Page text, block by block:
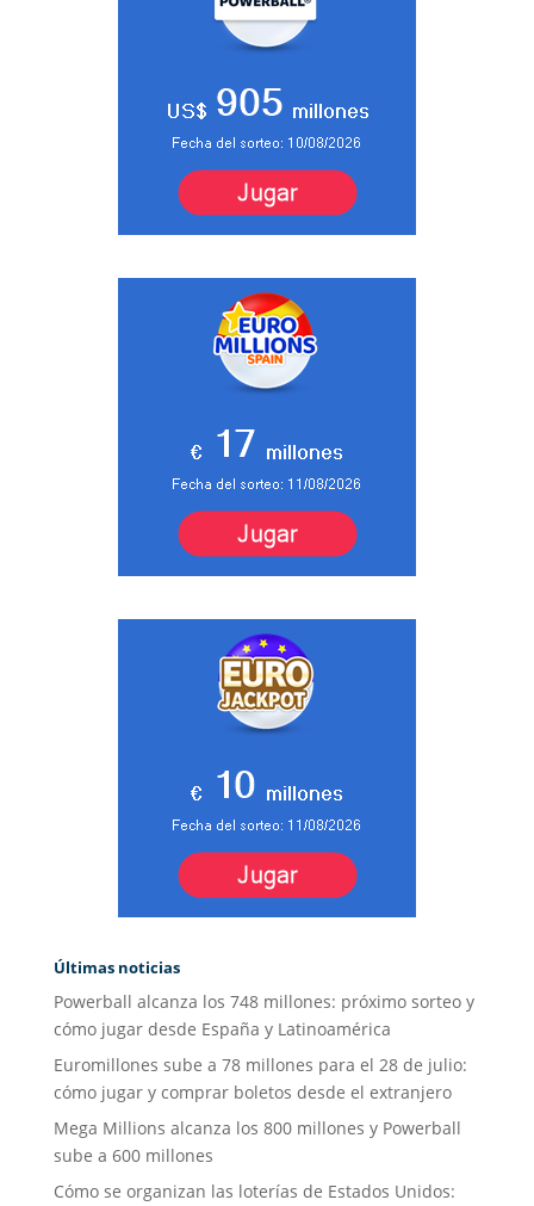
Últimas noticias
Powerball alcanza los 748 millones: próximo sorteo y
cómo jugar desde España y Latinoamérica
Euromillones sube a 78 millones para el 28 de julio:
cómo jugar y comprar boletos desde el extranjero
Mega Millions alcanza los 800 millones y Powerball
sube a 600 millones
Cómo se organizan las loterías de Estados Unidos: